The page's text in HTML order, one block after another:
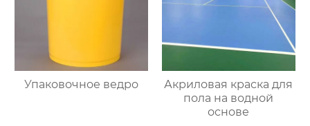
Упаковочное ведро
Акриловая краска для
пола на водной
основе